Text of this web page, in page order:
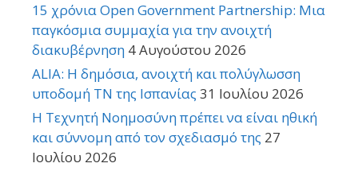
15 χρόνια Open Government Partnership: Μια
παγκόσμια συμμαχία για την ανοιχτή
διακυβέρνηση 4 Αυγούστου 2026
ALIA: Η δημόσια, ανοιχτή και πολύγλωσση
υποδομή ΤΝ της Ισπανίας 31 Ιουλίου 2026
Η Τεχνητή Νοημοσύνη πρέπει να είναι ηθική
και σύννομη από τον σχεδιασμό της 27
Ιουλίου 2026